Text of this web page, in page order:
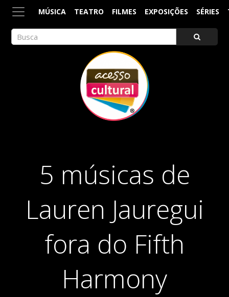
MÚSICA TEATRO FILMES EXPOSIÇÕES SÉRIES
5 músicas de
Lauren Jauregui
fora do Fifth
Harmony